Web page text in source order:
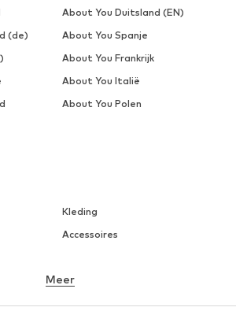
Kleding
Accessoires
Meer
About You Duitsland (EN)
(de)
About You Spanje
About You Frankrijk
About You Italië
About You Polen